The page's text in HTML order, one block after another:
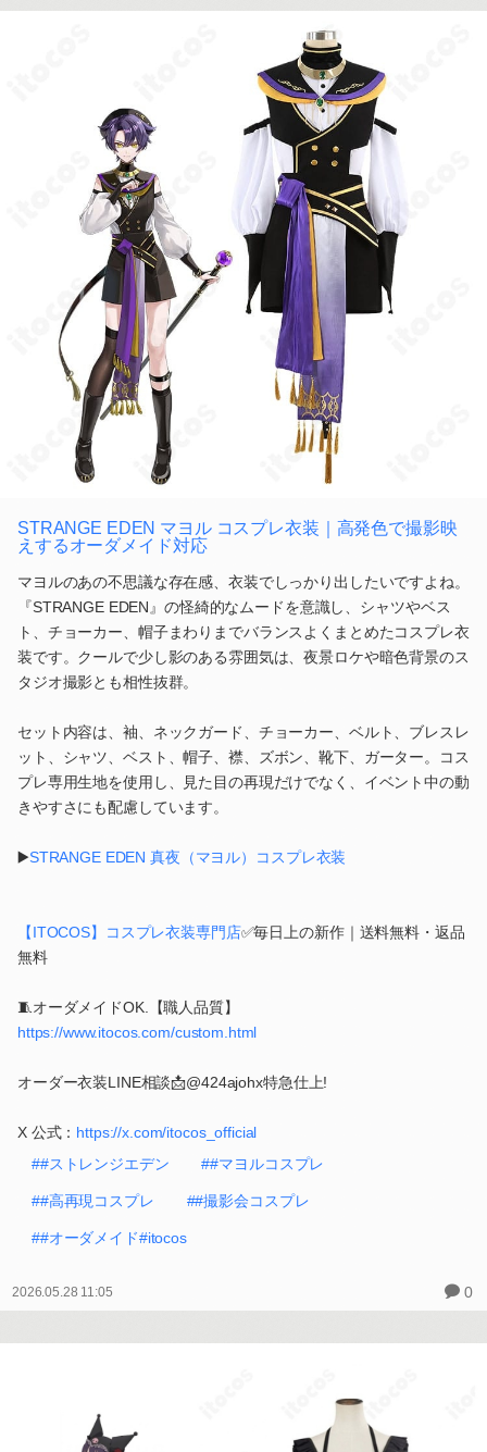
STRANGE EDEN マヨル コスプレ衣装｜高発色で撮影映
えするオーダメイド対応
マヨルのあの不思議な存在感、衣装でしっかり出したいですよね。
『STRANGE EDEN』の怪綺的なムードを意識し、シャツやベス
ト、チョーカー、帽子まわりまでバランスよくまとめたコスプレ衣
装です。クールで少し影のある雰囲気は、夜景ロケや暗色背景のス
タジオ撮影とも相性抜群。
セット内容は、袖、ネックガード、チョーカー、ベルト、ブレスレ
ット、シャツ、ベスト、帽子、襟、ズボン、靴下、ガーター。コス
プレ専用生地を使用し、見た目の再現だけでなく、イベント中の動
きやすさにも配慮しています。
▶️STRANGE EDEN 真夜（マヨル）コスプレ衣装
【ITOCOS】コスプレ衣装専門店✅毎日上の新作｜送料無料・返品
無料
🧵オーダメイドOK.【職人品質】
https://www.itocos.com/custom.html
オーダー衣装LINE相談📩@424ajohx特急仕上!
X 公式： https://x.com/itocos_official
##ストレンジエデン
##マヨルコスプレ
##高再現コスプレ ##撮影会コスプレ
##オーダメイド#itocos
2026.05.28 11:05 0